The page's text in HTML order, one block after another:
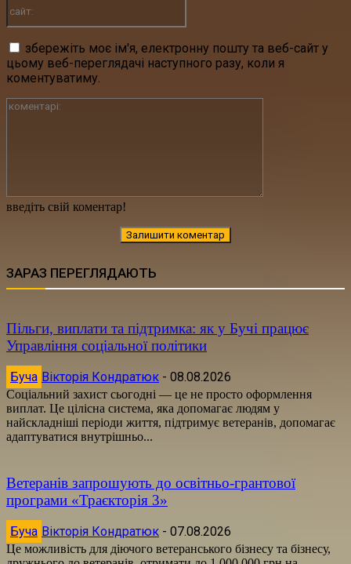
введіть свій коментар!
збережіть моє ім'я, електронну пошту та веб-сайт у
цьому веб-переглядачі наступного разу, коли я
коментуватиму.
ЗАРАЗ ПЕРЕГЛЯДАЮТЬ
Пільги, виплати та підтримка: як у Бучі працює
Управління соціальної політики
Буча Вікторія Кондратюк - 08.08.2026
Соціальний захист сьогодні — це не просто оформлення
виплат. Це цілісна система, яка допомагає людям у
найскладніші періоди життя, підтримує ветеранів, допомагає
адаптуватися внутрішньо...
Ветеранів запрошують до освітньо-грантової
програми «Траєкторія 3»
Буча Вікторія Кондратюк - 07.08.2026
Це можливість для діючого ветеранського бізнесу та бізнесу,